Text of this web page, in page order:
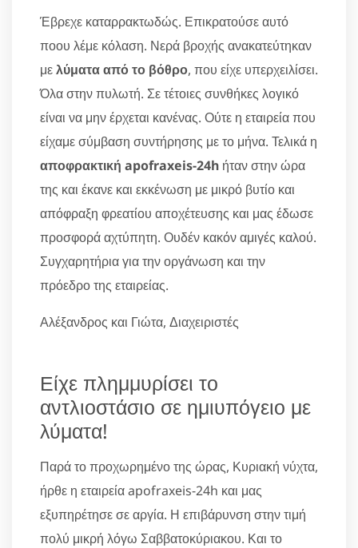
Έβρεχε καταρρακτωδώς. Επικρατούσε αυτό
ποου λέμε κόλαση. Νερά βροχής ανακατεύτηκαν
μελύματα από το βόθρο, που είχε υπερχειλίσει.
Όλα στην πυλωτή. Σε τέτοιες συνθήκες λογικό
είναι να μην έρχεται κανένας. Ούτε η εταιρεία που
είχαμε σύμβαση συντήρησης με το μήνα. Τελικά η
αποφρακτική apofraxeis-24h ήταν στην ώρα
της και έκανε και εκκένωση με μικρό βυτίο και
απόφραξη φρεατίου αποχέτευσης και μας έδωσε
προσφορά αχτύπητη. Ουδέν κακόν αμιγές καλού.
Συγχαρητήρια για την οργάνωση και την
πρόεδρο της εταιρείας.
Αλέξανδρος και Γιώτα, Διαχειριστές
Είχε πλημμυρίσει το
αντλιοστάσιο σε ημιυπόγειο με
λύματα!
Παρά το προχωρημένο της ώρας, Κυριακή νύχτα,
ήρθε η εταιρεία apofraxeis-24h και μας
εξυπηρέτησε σε αργία. Η επιβάρυνση στην τιμή
πολύ μικρή λόγω Σαββατοκύριακου. Και το